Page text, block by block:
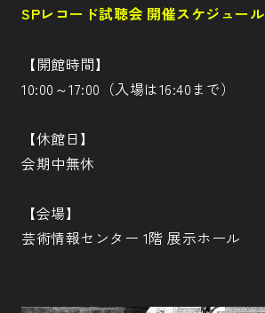
SPレコード試聴会 開催スケジュール
【開館時間】
10:00～17:00（入場は16:40まで）
【休館日】
会期中無休
【会場】
芸術情報センター 1階 展示ホール